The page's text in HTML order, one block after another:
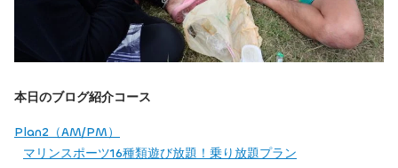
本日のブログ紹介コース
Plan2（AM/PM）
マリンスポーツ16種類遊び放題！乗り放題プラン